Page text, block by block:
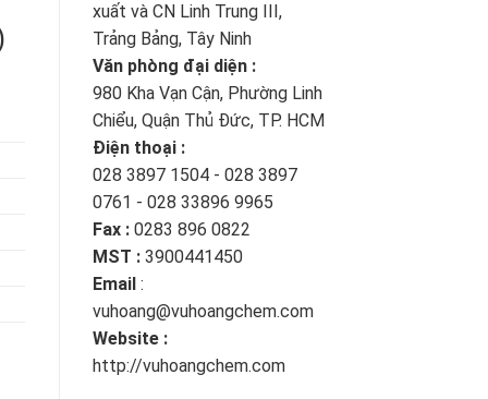
xuất và CN Linh Trung III,
Trảng Bảng, Tây Ninh
Văn phòng đại diện :
980 Kha Vạn Cận, Phường Linh
Chiểu, Quận Thủ Đức, TP. HCM
Điện thoại :
028 3897 1504 - 028 3897
0761 - 028 33896 9965
Fax : 0283 896 0822
MST : 3900441450
Email :
vuhoang@vuhoangchem.com
Website :
http://vuhoangchem.com